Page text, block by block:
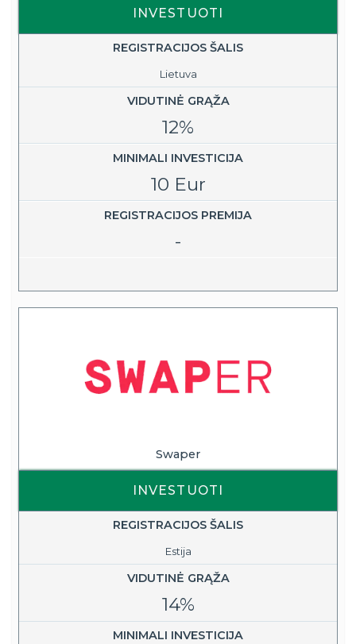
INVESTUOTI
REGISTRACIJOS ŠALIS
Lietuva
VIDUTINĖ GRĄŽA
12%
MINIMALI INVESTICIJA
10 Eur
REGISTRACIJOS PREMIJA
-
Swaper
INVESTUOTI
REGISTRACIJOS ŠALIS
Estija
VIDUTINĖ GRĄŽA
14%
MINIMALI INVESTICIJA